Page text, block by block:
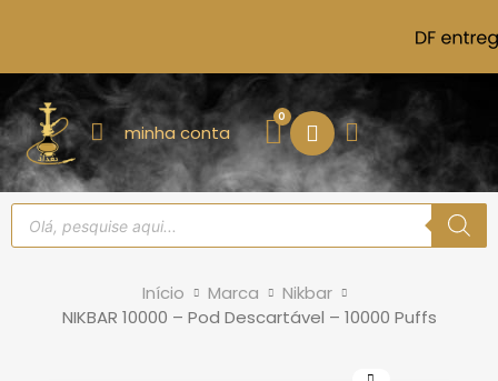
minha conta
Início Marca
Nikbar
NIKBAR 10000 – Pod Descartável – 10000 Puffs